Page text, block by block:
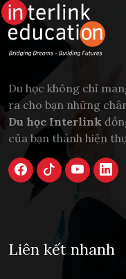
Du học không chỉ
ra cho bạn những
Du học Interlink
của bạn thành hiện
Liên kết nhanh